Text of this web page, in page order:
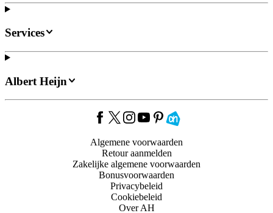
Services
Albert Heijn
Algemene voorwaarden
Retour aanmelden
Zakelijke algemene voorwaarden
Bonusvoorwaarden
Privacybeleid
Cookiebeleid
Over AH